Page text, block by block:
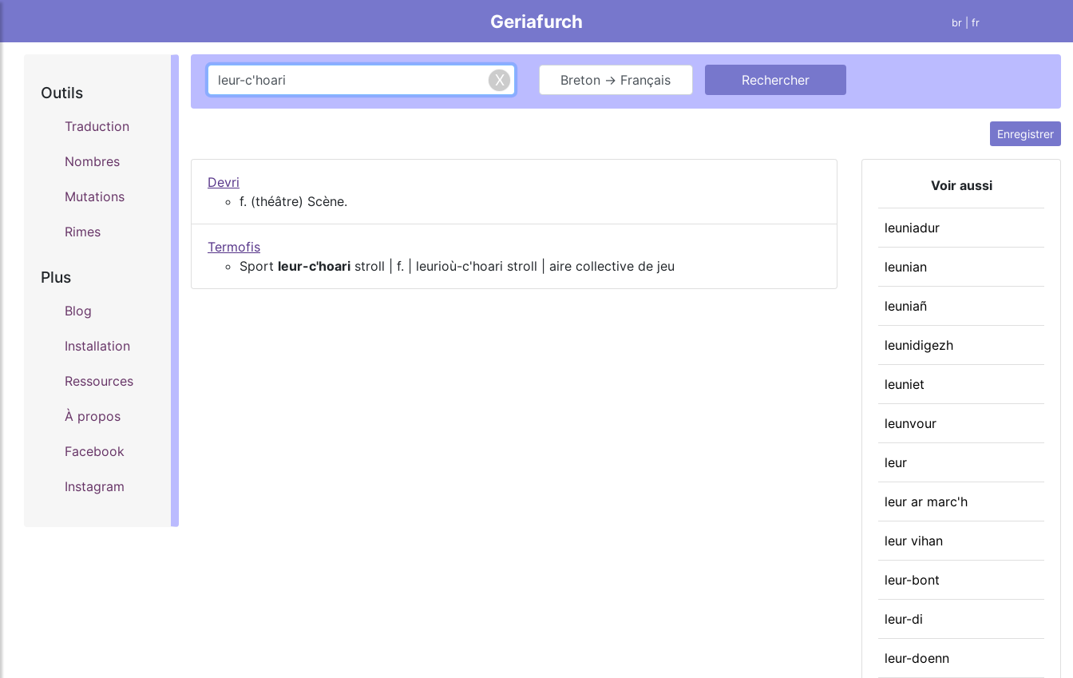
Geriafurch br | fr
Outils
Traduction
Nombres
Mutations
Rimes
Plus
Blog
Installation
Ressources
À propos
Facebook
Instagram
Breton → Français
Enregistrer
Devri
f. (théâtre) Scène.
Termofis
Sport leur-c'hoari stroll | f. | leurioù-c'hoari stroll | aire collective de jeu
Voir aussi
leuniadur
leunian
leuniañ
leunidigezh
leuniet
leunvour
leur
leur ar marc'h
leur vihan
leur-bont
leur-di
leur-doenn